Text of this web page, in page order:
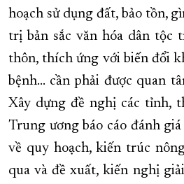
hoạch sử dụng đất, bảo tồn,
trị bản sắc văn hóa dân tộc
thôn, thích ứng với biến đổi
bệnh… cần phải được quan
Xây dựng đề nghị các tỉnh,
Trung ương báo cáo đánh
về quy hoạch, kiến trúc
qua và đề xuất, kiến nghị